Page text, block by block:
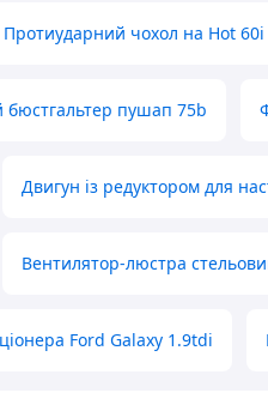
Протиударний чохол на Hot 60i
бюстгальтер пушап 75b
Двигун із редуктором для
Вентилятор-люстра
Ford Galaxy 1.9tdi